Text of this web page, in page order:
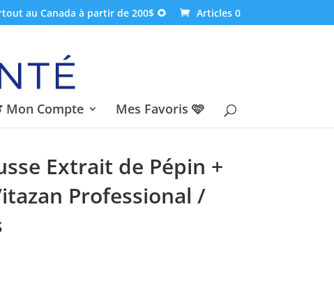
au Canada à partir de 200$ 🌻 Articles 0
Mon Compte Mes Favoris 🩷
Extrait de Pépin +
Professional /